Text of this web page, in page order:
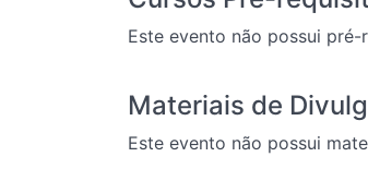
Este evento não possui pré-
Materiais de
Este evento não possui